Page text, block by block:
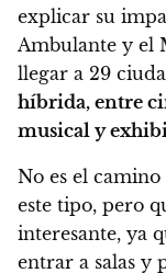
explicar su
Ambulante y el
llegar a 29
híbrida, entre
musical y
No es el
este tipo, pero
interesante, ya
entrar a salas y